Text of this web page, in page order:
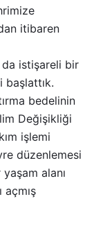
itibaren
da istişareli bir
başlattık.
bedelinin
Değişikliği
işlemi
düzenlemesi
alanı
açmış